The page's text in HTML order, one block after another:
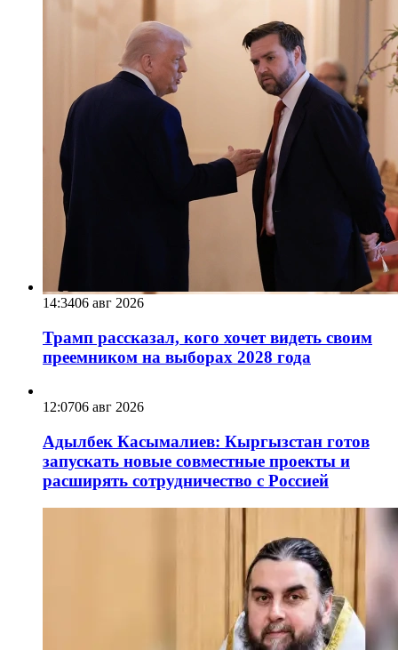
14:3406 авг 2026
Трамп рассказал, кого хочет видеть своим
преемником на выборах 2028 года
12:0706 авг 2026
Адылбек Касымалиев: Кыргызстан готов
запускать новые совместные проекты и
расширять сотрудничество с Россией